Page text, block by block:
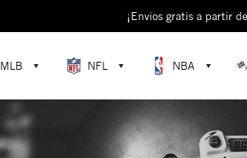
¡Envíos gratis a partir
MLB NFL NBA